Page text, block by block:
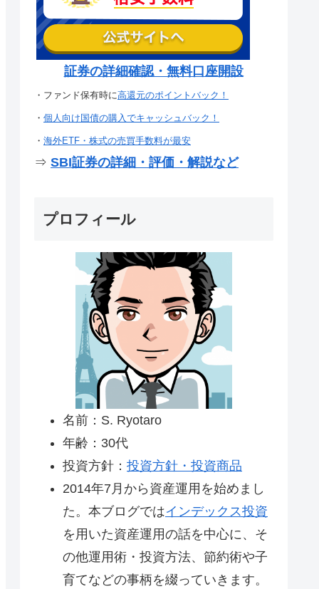
証券の詳細確認・無料口座開設
・ファンド保有時に高還元のポイントバック！
・ 個人向け国債の購入でキャッシュバック！
・ 海外ETF・株式の売買手数料が最安
⇒ SBI証券の詳細・評価・解説など
プロフィール
名前：S. Ryotaro
年齢：30代
投資方針： 投資方針・投資商品
2014年7月から資産運用を始めまし
た。本ブログではインデックス投資
を用いた資産運用の話を中心に、そ
の他運用術・投資方法、節約術や子
育てなどの事柄を綴っていきます。